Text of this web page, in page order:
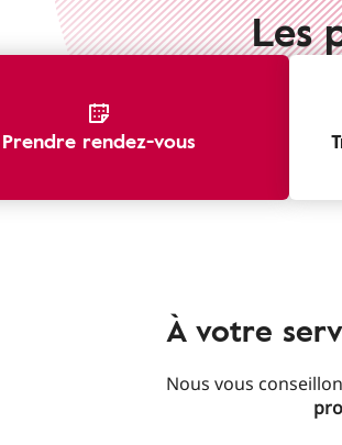
Les
Prendre rendez-vous
À votre
Nous vous